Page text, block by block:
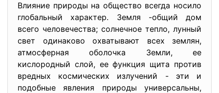
Влияние природы на общество всегда носило
глобальный характер. Земля -общий дом
всего человечества; солнечное тепло, лунный
свет одинаково охватывают всех землян,
атмосферная оболочка Земли, ее
кислородный слой, ее функция щита против
вредных космических излучений - эти и
подобные явления природы универсальны,